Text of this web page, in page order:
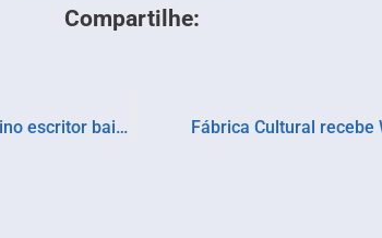
Compartilhe:
Dia Nacional do Livro Infantil. Conheça Yalle Tárique, o menino escritor baiano que vai longe… Fábrica Cultural